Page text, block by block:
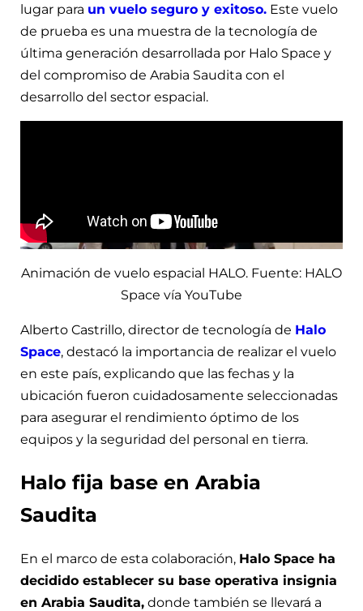
lugar para un vuelo seguro y exitoso. Este vuelo
de prueba es una muestra de la tecnología de
última generación desarrollada por Halo Space y
del compromiso de Arabia Saudita con el
desarrollo del sector espacial.
Animación de vuelo espacial HALO. Fuente: HALO
Space vía YouTube
Alberto Castrillo, director de tecnología de Halo
Space, destacó la importancia de realizar el vuelo
en este país, explicando que las fechas y la
ubicación fueron cuidadosamente seleccionadas
para asegurar el rendimiento óptimo de los
equipos y la seguridad del personal en tierra.
Halo fija base en Arabia
Saudita
En el marco de esta colaboración, Halo Space ha
decidido establecer su base operativa insignia
en Arabia Saudita, donde también se llevará a